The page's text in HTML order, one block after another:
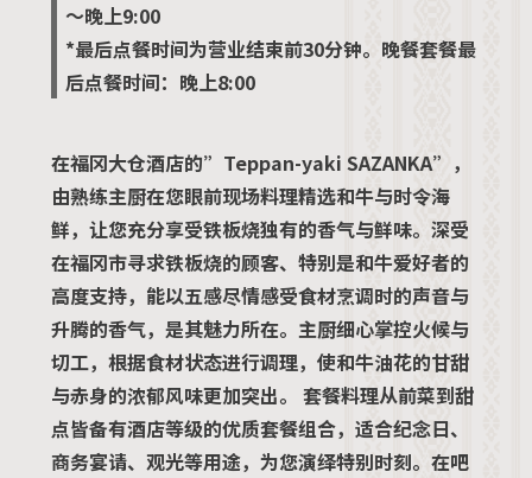
～晚上9:00
*最后点餐时间为营业结束前30分钟。晚餐套餐最
后点餐时间：晚上8:00
在福冈大仓酒店的”Teppan-yaki SAZANKA”，
由熟练主厨在您眼前现场料理精选和牛与时令海
鲜，让您充分享受铁板烧独有的香气与鲜味。深受
在福冈市寻求铁板烧的顾客、特别是和牛爱好者的
高度支持，能以五感尽情感受食材烹调时的声音与
升腾的香气，是其魅力所在。主厨细心掌控火候与
切工，根据食材状态进行调理，使和牛油花的甘甜
与赤身的浓郁风味更加突出。 套餐料理从前菜到甜
点皆备有酒店等级的优质套餐组合，适合纪念日、
商务宴请、观光等用途，为您演绎特别时刻。在吧